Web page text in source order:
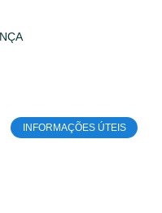
INFORMAÇÕES ÚTEIS